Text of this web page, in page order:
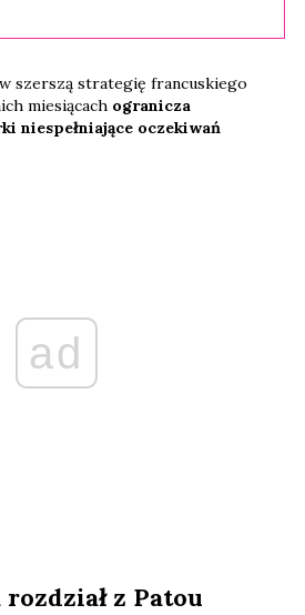
szerszą strategię francuskiego
miesiącach ogranicza
niespełniające oczekiwań
ad
z Patou